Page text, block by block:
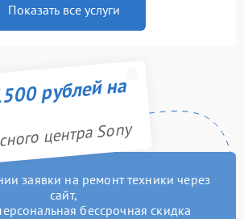
Показать все услуги
рублей на
центра Sony
заявки на ремонт техники через
сайт,
бессрочная скидка